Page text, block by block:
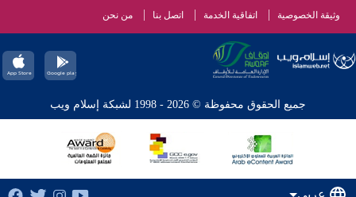
وثيقة الخصوصية اتفاقية الخدمة اتصل بنا من نحن
جميع الحقوق محفوظة © 2026 - 1998 لشبكة إسلام ويب